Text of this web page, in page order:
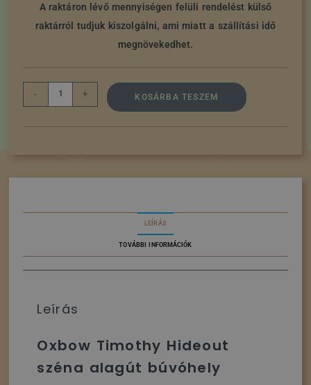
A raktáron lévő mennyiségen felüli rendelést külső
raktárról tudjuk kiszolgálni, ami miatt a szállítási idő
megnövekedhet.
- + KOSÁRBA TESZEM
LEÍRÁS
TOVÁBBI INFORMÁCIÓK
Leírás
Oxbow Timothy Hideout
széna alagút búvóhely